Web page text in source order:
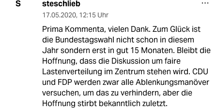
S steschlieb
17.05.2020, 12:15 Uhr
Prima Kommenta, vielen Dank. Zum Glück ist
die Bundestagswahl nicht schon in diesem
Jahr sondern erst in gut 15 Monaten. Bleibt die
Hoffnung, dass die Diskussion um faire
Lastenverteilung im Zentrum stehen wird. CDU
und FDP werden zwar alle Ablenkungsmanöver
versuchen, um das zu verhindern, aber die
Hoffnung stirbt bekanntlich zuletzt.